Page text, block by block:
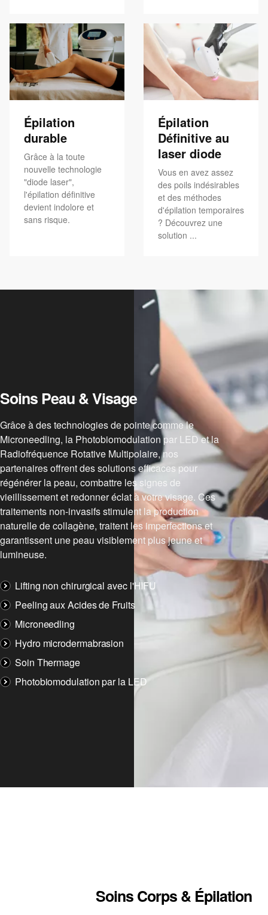
Épilation
durable
Grâce à la toute
nouvelle technologie
"diode laser",
l'épilation définitive
devient indolore et
sans risque.
Épilation
Définitive au
laser diode
Vous en avez assez
des poils indésirables
et des méthodes
d'épilation temporaires
? Découvrez une
solution ...
Soins Peau & Visage
Grâce à des technologies de pointe comme le
Microneedling, la Photobiomodulation par LED et la
Radiofréquence Rotative Multipolaire, nos
partenaires offrent des solutions efficaces pour
régénérer la peau, combattre les signes de
vieillissement et redonner éclat à votre visage. Ces
traitements non-invasifs stimulent la production
naturelle de collagène, traitent les imperfections et
garantissent une peau visiblement plus jeune et
lumineuse.
Lifting non chirurgical avec l'HIFU
Peeling aux Acides de Fruits
Microneedling
Hydro microdermabrasion
Soin Thermage
Photobiomodulation par la LED
Soins Corps & Épilation